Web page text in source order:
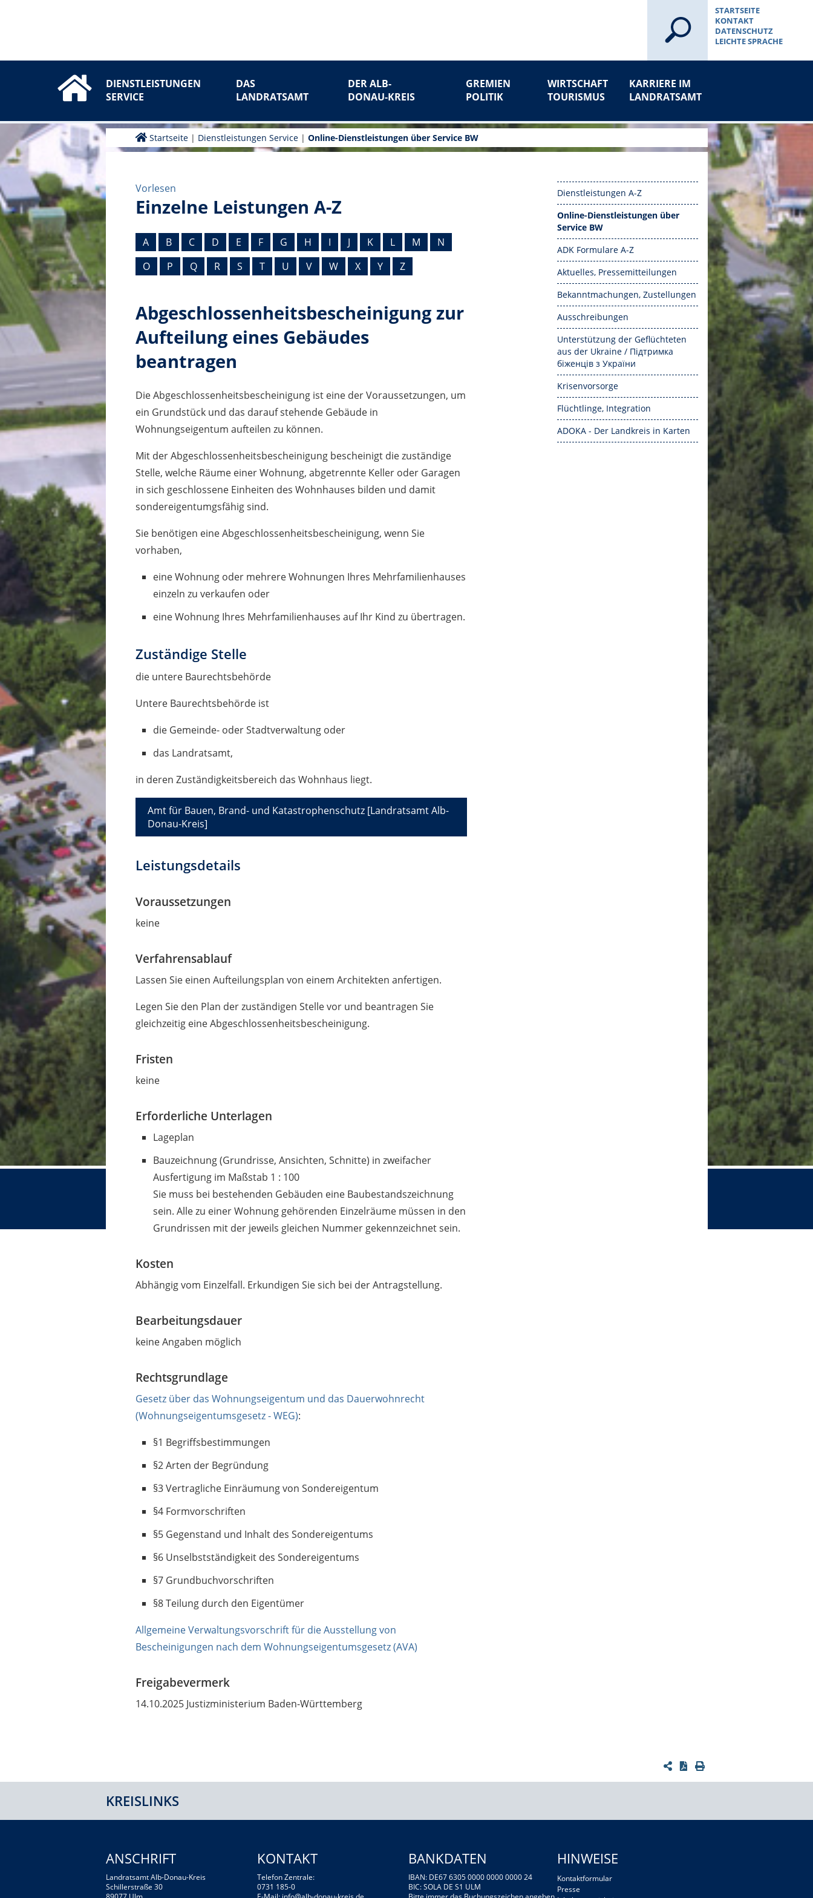
STARTSEITE
KONTAKT
DATENSCHUTZ
LEICHTE SPRACHE
DIENSTLEISTUNGEN
SERVICE
DAS
LANDRATSAMT
DER ALB-
DONAU-KREIS
GREMIEN
POLITIK
WIRTSCHAFT
TOURISMUS
KARRIERE IM
LANDRATSAMT
Startseite | Dienstleistungen Service |Online-Dienstleistungen über Service BW
Vorlesen
Einzelne Leistungen A-Z
A B C D E F G H I J K L M
N
O
P Q R S T U V W X Y Z
Abgeschlossenheitsbescheinigung zur
Aufteilung eines Gebäudes
beantragen
Die Abgeschlossenheitsbescheinigung ist eine der Voraussetzungen, um
ein Grundstück und das darauf stehende Gebäude in
Wohnungseigentum aufteilen zu können.
Mit der Abgeschlossenheitsbescheinigung bescheinigt die zuständige
Stelle, welche Räume einer Wohnung, abgetrennte Keller oder Garagen
in sich geschlossene Einheiten des Wohnhauses bilden und damit
sondereigentumgsfähig sind.
Sie benötigen eine Abgeschlossenheitsbescheinigung, wenn Sie
vorhaben,
eine Wohnung oder mehrere Wohnungen Ihres Mehrfamilienhauses
einzeln zu verkaufen oder
eine Wohnung Ihres Mehrfamilienhauses auf Ihr Kind zu übertragen.
Zuständige Stelle
die untere Baurechtsbehörde
Untere Baurechtsbehörde ist
die Gemeinde- oder Stadtverwaltung oder
das Landratsamt,
in deren Zuständigkeitsbereich das Wohnhaus liegt.
Amt für Bauen, Brand- und Katastrophenschutz [Landratsamt Alb-
Donau-Kreis]
Leistungsdetails
Voraussetzungen
keine
Verfahrensablauf
Lassen Sie einen Aufteilungsplan von einem Architekten anfertigen.
Legen Sie den Plan der zuständigen Stelle vor und beantragen Sie
gleichzeitig eine Abgeschlossenheitsbescheinigung.
Fristen
keine
Erforderliche Unterlagen
Lageplan
Bauzeichnung (Grundrisse, Ansichten, Schnitte) in zweifacher
Ausfertigung im Maßstab 1 : 100
Sie muss bei bestehenden Gebäuden eine Baubestandszeichnung
sein. Alle zu einer Wohnung gehörenden Einzelräume müssen in den
Grundrissen mit der jeweils gleichen Nummer gekennzeichnet sein.
Kosten
Abhängig vom Einzelfall. Erkundigen Sie sich bei der Antragstellung.
Bearbeitungsdauer
keine Angaben möglich
Rechtsgrundlage
Gesetz über das Wohnungseigentum und das Dauerwohnrecht
(Wohnungseigentumsgesetz - WEG):
§1 Begriffsbestimmungen
§2 Arten der Begründung
§3 Vertragliche Einräumung von Sondereigentum
§4 Formvorschriften
§5 Gegenstand und Inhalt des Sondereigentums
§6 Unselbstständigkeit des Sondereigentums
§7 Grundbuchvorschriften
§8 Teilung durch den Eigentümer
Allgemeine Verwaltungsvorschrift für die Ausstellung von
Bescheinigungen nach dem Wohnungseigentumsgesetz (AVA)
Freigabevermerk
14.10.2025 Justizministerium Baden-Württemberg
Dienstleistungen A-Z
Online-Dienstleistungen über
Service BW
ADK Formulare A-Z
Aktuelles, Pressemitteilungen
Bekanntmachungen, Zustellungen
Ausschreibungen
Unterstützung der Geflüchteten
aus der Ukraine / Підтримка
біженців з України
Krisenvorsorge
Flüchtlinge, Integration
ADOKA - Der Landkreis in Karten
KREISLINKS
ANSCHRIFT
Landratsamt Alb-Donau-Kreis
Schillerstraße 30
KONTAKT
Telefon Zentrale:
0731 185-0
BANKDATEN
IBAN: DE67 6305 0000 0000 0000 24
BIC: SOLA DE S1 ULM
HINWEISE
Kontaktformular
Presse